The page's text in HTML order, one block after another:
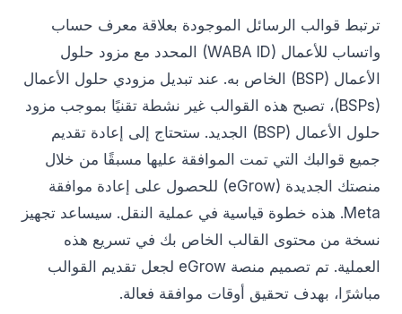
ترتبط قوالب الرسائل الموجودة بعلاقة معرف حساب
واتساب للأعمال (WABA ID) المحدد مع مزود حلول
الأعمال (BSP) الخاص به. عند تبديل مزودي حلول الأعمال
(BSPs)، تصبح هذه القوالب غير نشطة تقنيًا بموجب مزود
حلول الأعمال (BSP) الجديد. ستحتاج إلى إعادة تقديم
جميع قوالبك التي تمت الموافقة عليها مسبقًا من خلال
منصتك الجديدة (eGrow) للحصول على إعادة موافقة
Meta. هذه خطوة قياسية في عملية النقل. سيساعد تجهيز
نسخة من محتوى القالب الخاص بك في تسريع هذه
العملية. تم تصميم منصة eGrow لجعل تقديم القوالب
مباشرًا، بهدف تحقيق أوقات موافقة فعالة.